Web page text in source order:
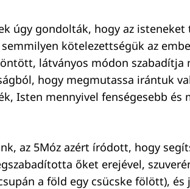
úgy gondolták, hogy az
kötelezettségük az
látványos módon szabadítja
hogy megmutassa irántuk
Isten mennyivel fenségesebb és
az 5Móz azért íródott, hogy
őket erejével,
a föld egy csücske fölött), és